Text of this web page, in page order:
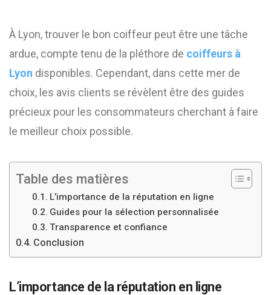
À Lyon, trouver le bon coiffeur peut être une tâche
ardue, compte tenu de la pléthore de coiffeurs à
Lyon disponibles. Cependant, dans cette mer de
choix, les avis clients se révèlent être des guides
précieux pour les consommateurs cherchant à faire
le meilleur choix possible.
Table des matières
L’importance de la réputation en ligne
Guides pour la sélection personnalisée
Transparence et confiance
Conclusion
L’importance de la réputation en ligne